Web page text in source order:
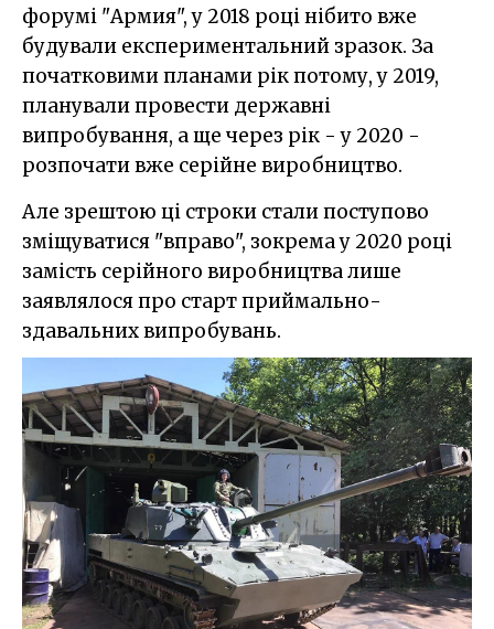
форумі "Армия", у 2018 році нібито вже
будували експериментальний зразок. За
початковими планами рік потому, у 2019,
планували провести державні
випробування, а ще через рік - у 2020 -
розпочати вже серійне виробництво.
Але зрештою ці строки стали поступово
зміщуватися "вправо", зокрема у 2020 році
замість серійного виробництва лише
заявлялося про старт приймально-
здавальних випробувань.